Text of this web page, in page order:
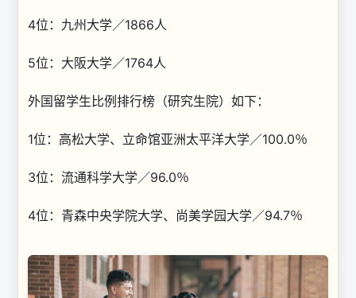
4位：九州大学／1866人
5位：大阪大学／1764人
外国留学生比例排行榜（研究生院）如下：
1位：高松大学、立命馆亚洲太平洋大学／100.0％
3位：流通科学大学／96.0％
4位：青森中央学院大学、尚美学园大学／94.7％